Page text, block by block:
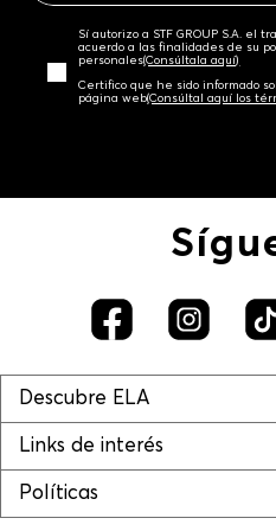
Sí autorizo a STF GROUP S.A. el
acuerdo a las finalidades de su
personales‎(Consúltala aquí)
Certifico que he sido informado
página web‎(Consúltal aquí los
Descubre ELA
Links de interés
Políticas